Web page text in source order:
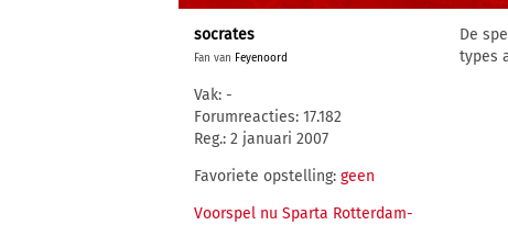
socrates
Fan van Feyenoord
Vak: -
Forumreacties: 17.182
Reg.: 2 januari 2007
Favoriete opstelling: geen
Voorspel nu Sparta Rotterdam-
De
types